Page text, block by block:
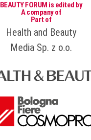
BEAUTY FORUM is edited by
A company of
Part of
Health and Beauty
Media Sp. z o.o.